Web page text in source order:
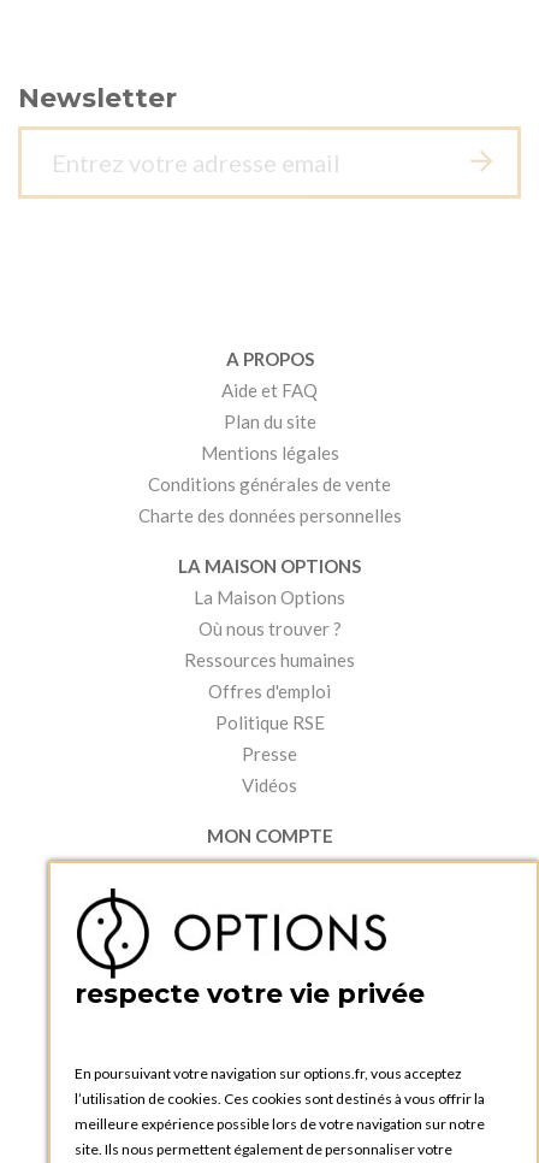
Newsletter
A PROPOS
Aide et FAQ
Plan du site
Mentions légales
Conditions générales de vente
Charte des données personnelles
LA MAISON OPTIONS
La Maison Options
Où nous trouver ?
Ressources humaines
Offres d'emploi
Politique RSE
Presse
Vidéos
MON COMPTE
Accéder à mon compte
Créer un compte
PRATIQUE
Catalogues et bons de commande
Tutoriels
respecte votre vie privée
En poursuivant votre navigation sur options.fr, vous acceptez
l’utilisation de cookies. Ces cookies sont destinés à vous offrir la
meilleure expérience possible lors de votre navigation sur notre
site. Ils nous permettent également de personnaliser votre